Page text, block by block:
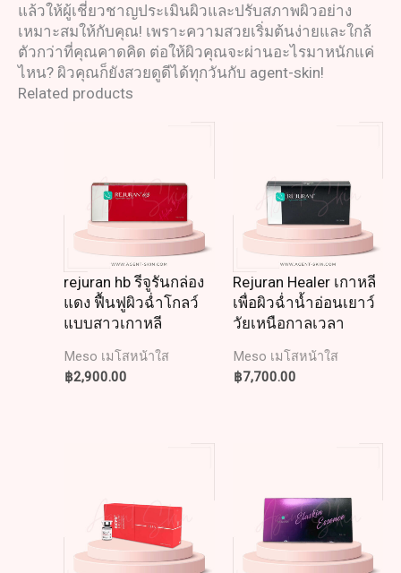
แล้วให้ผู้เชี่ยวชาญประเมินผิวและปรับสภาพผิวอย่าง
เหมาะสมให้กับคุณ! เพราะความสวยเริ่มต้นง่ายและใกล้
ตัวกว่าที่คุณคาดคิด ต่อให้ผิวคุณจะผ่านอะไรมาหนักแค่
ไหน? ผิวคุณก็ยังสวยดูดีได้ทุกวันกับ agent-skin!
Related products
rejuran hb รีจูรันกล่อง
แดง ฟื้นฟูผิวฉ่ำโกลว์
แบบสาวเกาหลี
Meso เมโสหน้าใส
฿2,900.00
Rejuran Healer เกาหลี
เพื่อผิวฉ่ำน้ำอ่อนเยาว์
วัยเหนือกาลเวลา
Meso เมโสหน้าใส
฿7,700.00